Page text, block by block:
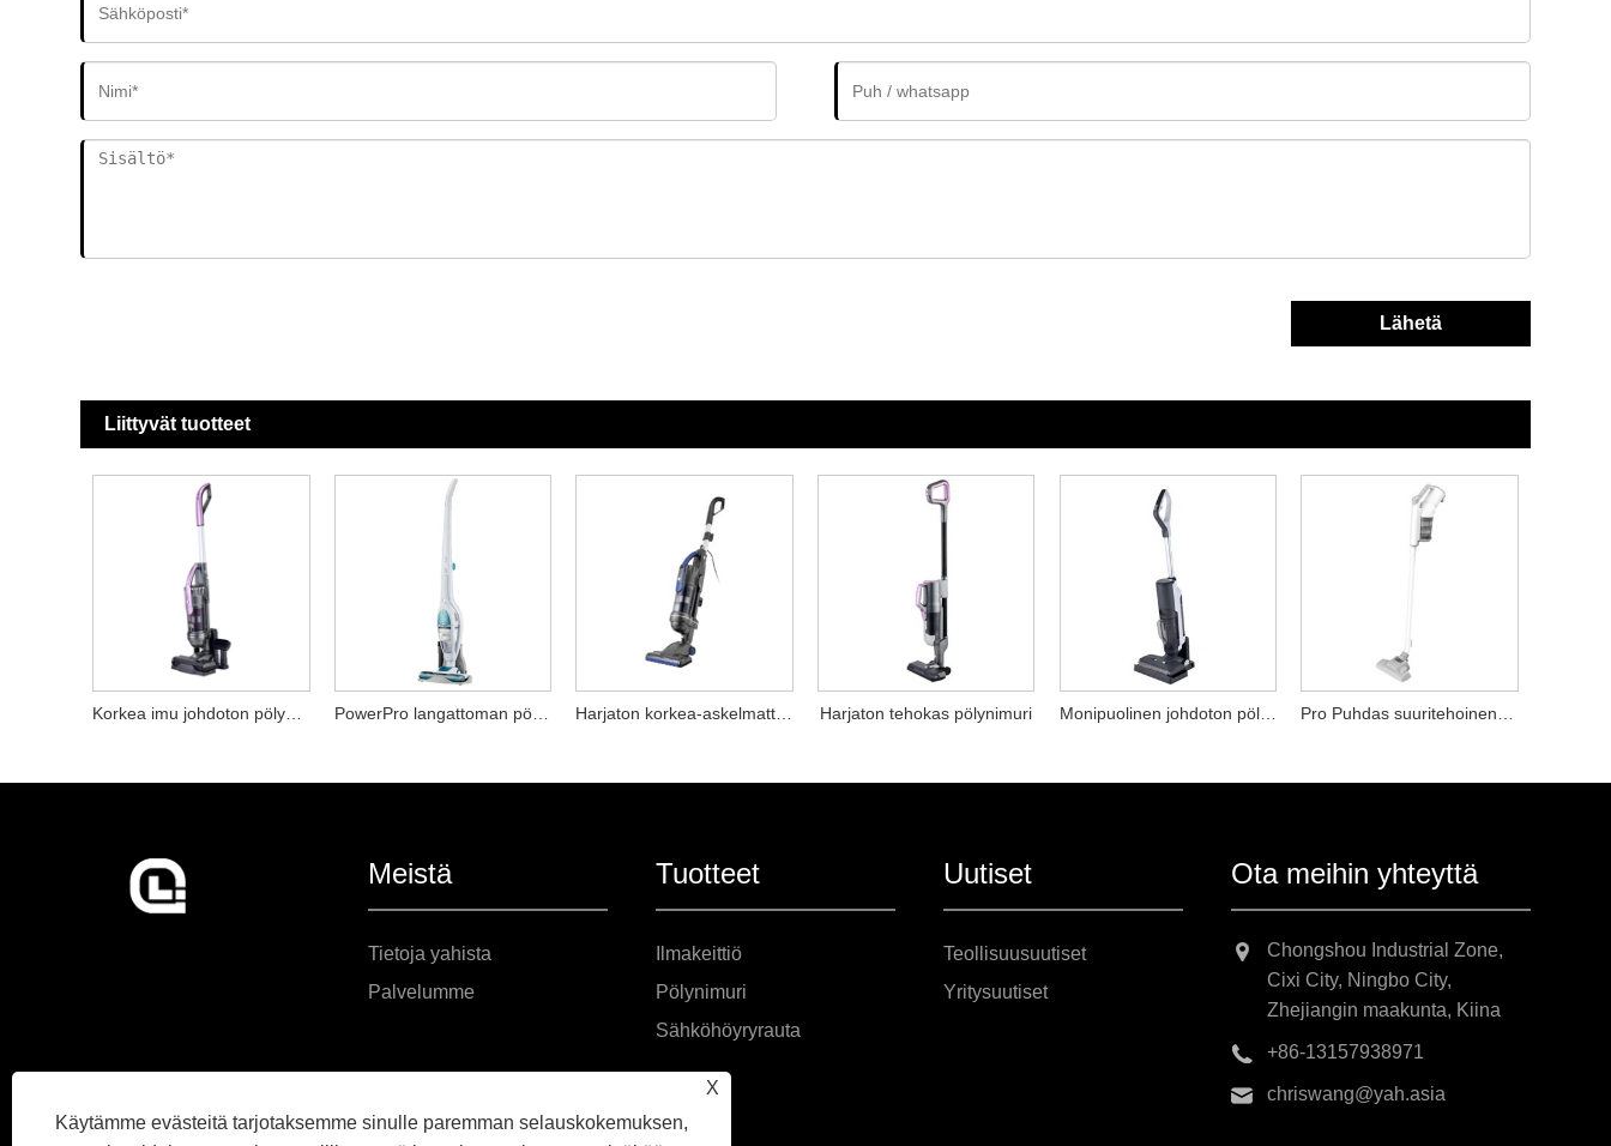
Lähetä
Liittyvät tuotteet
PowerPro langattoman pölynimurin Harjaton tehokas pölynimuri Monipuolinen johdoton pölynimuri
Meistä
Tietoja yahista
Palvelumme
Tuotteet
Ilmakeittiö
Pölynimuri
Sähköhöyryrauta
Uutiset
Teollisuusuutiset
Yritysuutiset
Ota meihin yhteyttä
Chongshou Industrial Zone,
Cixi City, Ningbo City,
Zhejiangin maakunta, Kiina
+86-13157938971
chriswang@yah.asia
X
Käytämme evästeitä tarjotaksemme sinulle paremman selauskokemuksen,